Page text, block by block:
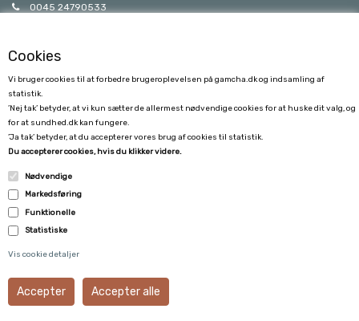
Cookies
Vi bruger cookies til at forbedre brugeroplevelsen på gamcha.dk og indsamling af
statistik.
’Nej tak’ betyder, at vi kun sætter de allermest nødvendige cookies for at huske dit valg, og
for at sundhed.dk kan fungere.
’Ja tak’ betyder, at du accepterer vores brug af cookies til statistik.
Du accepterer cookies, hvis du klikker videre.
Nødvendige
Markedsføring
Funktionelle
Statistiske
Vis cookie detaljer
0045 24790533
KUNDESERVICE
FORSENDELSE
FORTRYDELSE
VILKÅR OG BETINGELSER
B2B LOGIN